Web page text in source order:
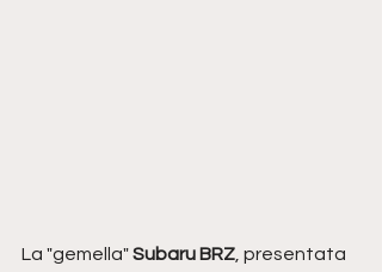
La "gemella" Subaru BRZ , presentata